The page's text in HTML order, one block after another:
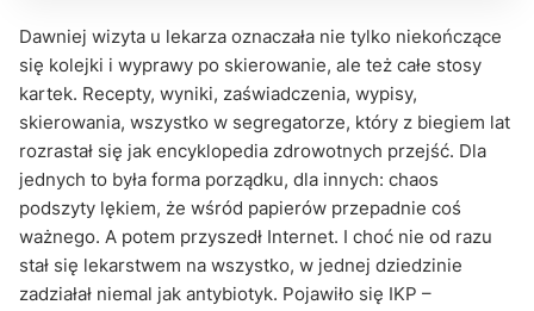
Dawniej wizyta u lekarza oznaczała nie tylko niekończące
się kolejki i wyprawy po skierowanie, ale też całe stosy
kartek. Recepty, wyniki, zaświadczenia, wypisy,
skierowania, wszystko w segregatorze, który z biegiem lat
rozrastał się jak encyklopedia zdrowotnych przejść. Dla
jednych to była forma porządku, dla innych: chaos
podszyty lękiem, że wśród papierów przepadnie coś
ważnego. A potem przyszedł Internet. I choć nie od razu
stał się lekarstwem na wszystko, w jednej dziedzinie
zadziałał niemal jak antybiotyk. Pojawiło się IKP –